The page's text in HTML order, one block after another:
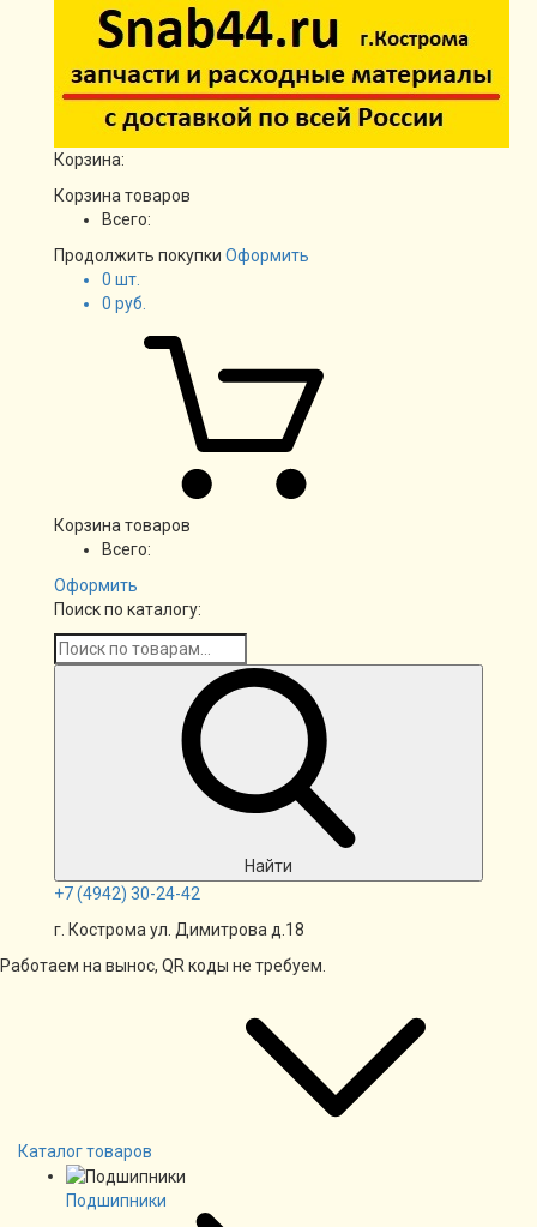
Корзина:
Корзина товаров
Всего:
Продолжить покупки Оформить
0 шт.
0 руб.
Корзина товаров
Всего:
Оформить
Поиск по каталогу:
Найти
+7(4942) 30-24-42
г. Кострома ул. Димитрова д.18
Работаем на вынос, QR коды не требуем.
Каталог товаров
Подшипники